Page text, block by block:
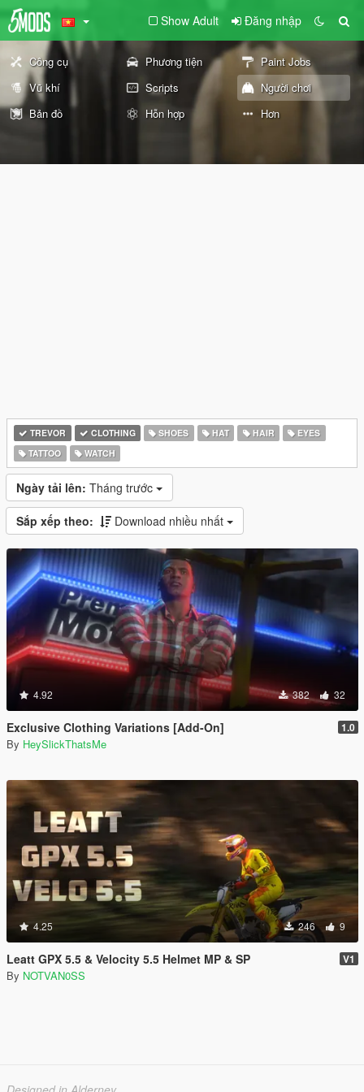
Show Adult Đăng nhập
Công cụ Phương tiện
Paint Jobs
Vũ khí
Scripts
Người chơi
Bản đồ
Hỗn hợp Hơn
TREVOR CLOTHING SHOES HAT HAIR
EYES
TATTOO
WATCH
Ngày tải lên: Tháng trước
Sắp xếp theo: Download nhiều nhất
4.92 382 32
Exclusive Clothing Variations [Add-On] 1.0
By HeySlickThatsMe
4.25 246 9
Leatt GPX 5.5 & Velocity 5.5 Helmet MP & SP V1
By NOTVAN0SS